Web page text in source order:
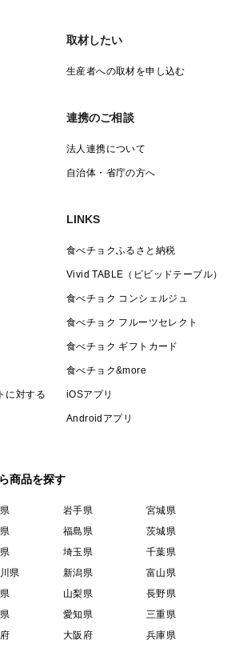
取材したい
生産者への取材を申し込む
連携のご相談
法人連携について
自治体・省庁の方へ
に対する
LINKS
食べチョクふるさと納税
Vivid TABLE（ビビッドテーブル）
食べチョク コンシェルジュ
食べチョク フルーツセレクト
食べチョク ギフトカード
食べチョク&more
iOSアプリ
Androidアプリ
商品を探す
岩手県
宮城県
福島県
茨城県
埼玉県
千葉県
県 新潟県
富山県
山梨県
長野県
愛知県
三重県
大阪府
兵庫県